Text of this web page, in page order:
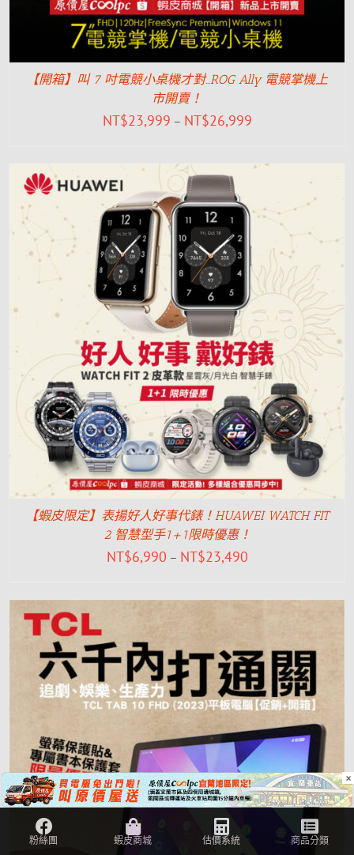
【開箱】叫 7 吋電競小桌機才對…ROG Ally 電競掌機上
市開賣！
NT$23,999 – NT$26,999
【蝦皮限定】表揚好人好事代錶！HUAWEI WATCH FIT
2 智慧型手1+1限時優惠！
NT$6,990 – NT$23,490
×